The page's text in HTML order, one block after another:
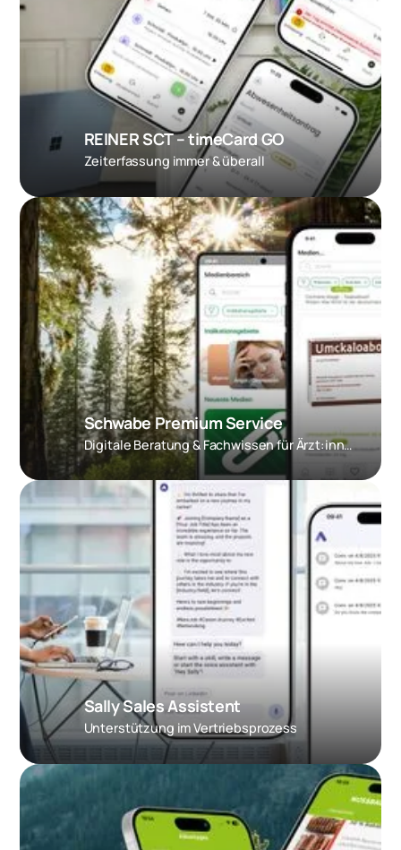
REINER SCT – timeCard GO
Zeiterfassung immer & überall
Schwabe Premium Service
Digitale Beratung & Fachwissen für Ärzt:innen
Sally Sales Assistent
Unterstützung im Vertriebsprozess